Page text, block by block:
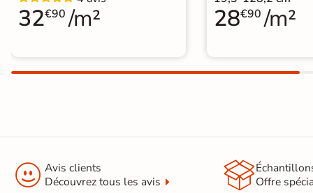
32€90 /m² 28€90 /m²
 Avis clients
Découvrez tous les avis
Offre